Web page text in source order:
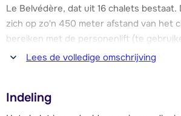
Le Belvédère, dat uit 16 chalets bestaat.
zich op zo'n 450 meter afstand van het
bereiken met de personenlift (te
18:30 uur) die op ca. 250 meter van
vertrekt. Deze personenlift komt uit in
de piste en de skilift. Hier is ook de
skischool. In het dorp vind je verder een
Lees de volledige omschrijving
Indeling